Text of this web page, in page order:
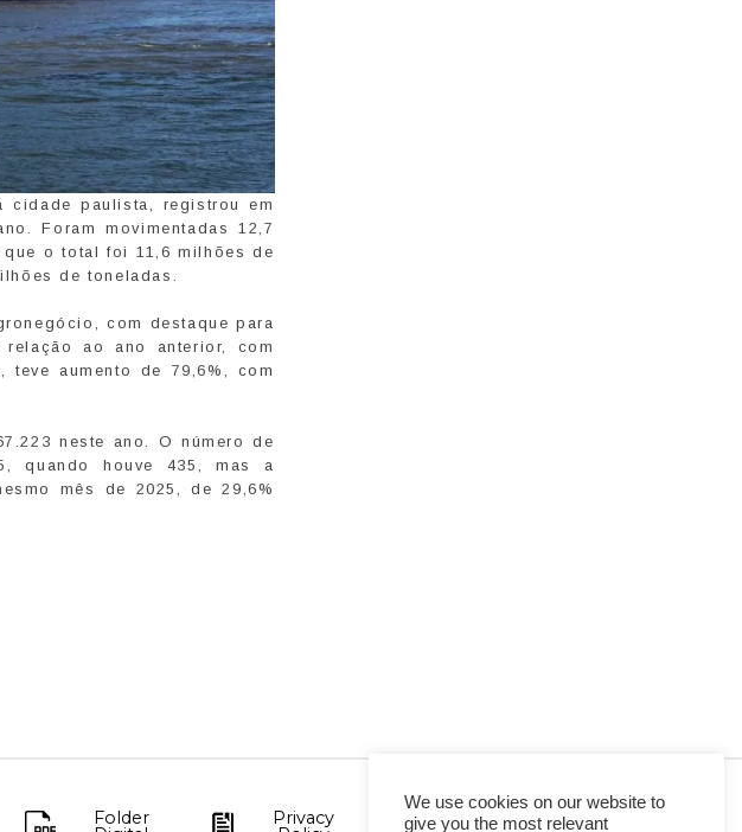
cidade paulista, registrou em
Foram movimentadas 12,7
o total foi 11,6 milhões de
de toneladas.
com destaque para
ao ano anterior, com
aumento de 79,6%, com
neste ano. O número de
quando houve 435, mas a
mês de 2025, de 29,6%
Folder Privacy
We use cookies on our website to
give you the most relevant